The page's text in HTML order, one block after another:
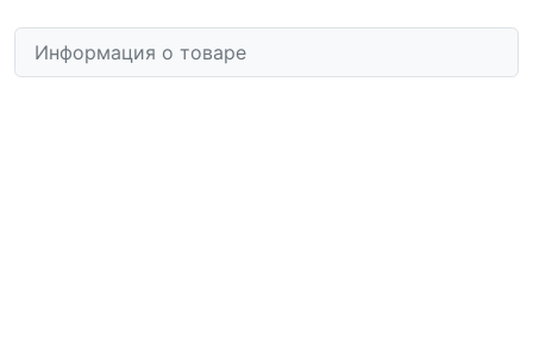
Информация о товаре